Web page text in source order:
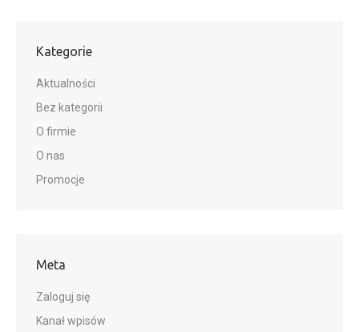
Kategorie
Aktualności
Bez kategorii
O firmie
O nas
Promocje
Meta
Zaloguj się
Kanał wpisów